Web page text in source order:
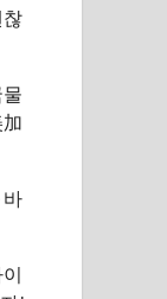
찮
바